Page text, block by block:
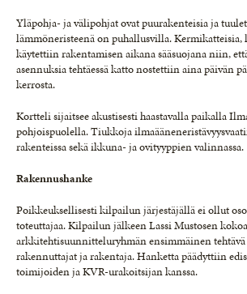
Yläpohja- ja välipohjat ovat puurakenteisia ja
lämmöneristeenä on puhallusvilla. Kermikatteisia,
käytettiin rakentamisen aikana sääsuojana niin,
asennuksia tehtäessä katto nostettiin aina päivän
kerrosta.
Kortteli sijaitsee akustisesti haastavalla paikalla
pohjoispuolella. Tiukkoja
rakenteissa sekä ikkuna- ja ovityyppien valinnassa.
Rakennushanke
Poikkeuksellisesti kilpailun järjestäjällä ei ollut
toteuttajaa. Kilpailun jälkeen Lassi Mustosen
arkkitehtisuunnitteluryhmän ensimmäinen
rakennuttajat ja rakentaja. Hanketta päädyttiin
toimijoiden ja KVR-urakoitsijan kanssa.